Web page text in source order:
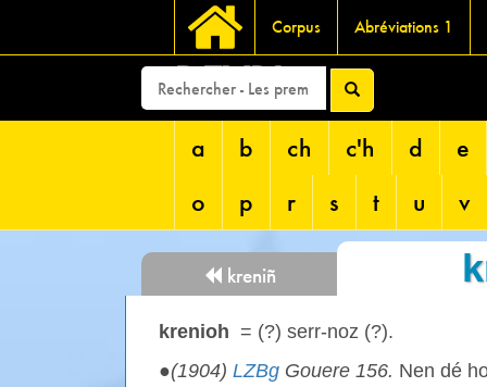
Corpus Abréviations 1
DEVRI
a b ch c'h d
e
o
p r s t u v
kreniñ
krenioh = (?) serr-noz (?).
●(1904) LZBg Gouere 156. Nen dé